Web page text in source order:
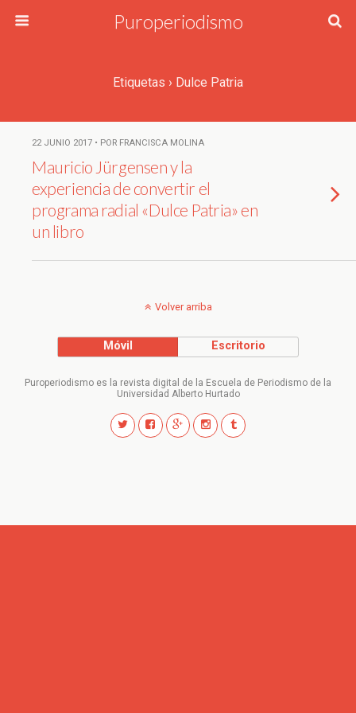
Puroperiodismo
Etiquetas › Dulce Patria
22 JUNIO 2017 • POR FRANCISCA MOLINA
Mauricio Jürgensen y la
experiencia de convertir el
programa radial «Dulce Patria» en
un libro
Volver arriba
Móvil Escritorio
Puroperiodismo es la revista digital de la Escuela de Periodismo de la
Universidad Alberto Hurtado